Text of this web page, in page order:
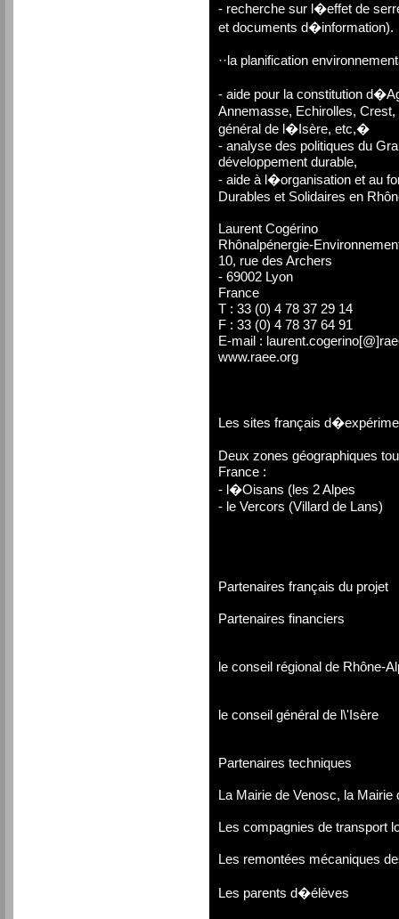
- recherche sur l�effet de
et documents d�information).
··la planification
- aide pour la constitution
Annemasse, Echirolles,
général de l�Isère, etc,�
- analyse des politiques du
développement durable,
- aide à l�organisation et au
Durables et Solidaires en
Laurent Cogérino
Rhônalpénergie-
10, rue des Archers
- 69002 Lyon
France
T : 33 (0) 4 78 37 29 14
F : 33 (0) 4 78 37 64 91
E-mail :
www.raee.org
Les sites français
Deux zones géographiques
France :
- l�Oisans (les 2 Alpes
- le Vercors (Villard de Lans)
Partenaires français du projet
Partenaires financiers
le conseil régional de Rhône-
le conseil général de l\'Isère
Partenaires techniques
La Mairie de Venosc, la Mairie
Les compagnies de transport
Les remontées mécaniques
Les parents d�élèves